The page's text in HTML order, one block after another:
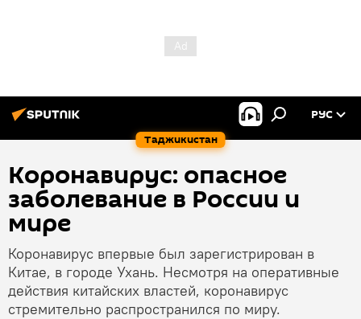
Таджикистан
РУС
Коронавирус: опасное
заболевание в России и
мире
Коронавирус впервые был зарегистрирован в
Китае, в городе Ухань. Несмотря на оперативные
действия китайских властей, коронавирус
стремительно распространился по миру.